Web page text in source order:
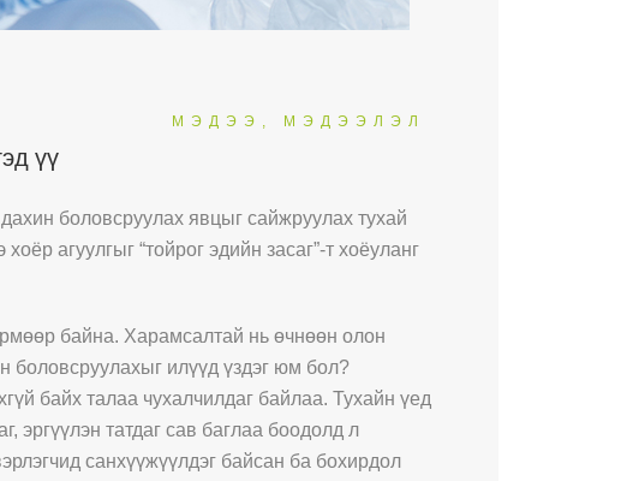
МЭДЭЭ, МЭДЭЭЛЭЛ
үү
боловсруулах явцыг сайжруулах тухай
агуулгыг “тойрог эдийн засаг”-т хоёуланг
байна. Харамсалтай нь өчнөөн олон
боловсруулахыг илүүд үздэг юм бол?
байх талаа чухалчилдаг байлаа. Тухайн үед
эргүүлэн татдаг сав баглаа боодолд л
санхүүжүүлдэг байсан ба бохирдол